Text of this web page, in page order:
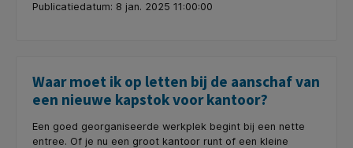
Publicatiedatum: 8 jan. 2025 11:00:00
Waar moet ik op letten bij de aanschaf van
een nieuwe kapstok voor kantoor?
Een goed georganiseerde werkplek begint bij een nette
entree. Of je nu een groot kantoor runt of een kleine